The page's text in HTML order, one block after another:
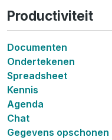
Productiviteit
Documenten
Ondertekenen
Spreadsheet
Kennis
Agenda
Chat
Gegevens opschonen